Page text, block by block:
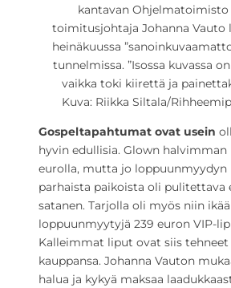
kantavan
toimitusjohtaja Johanna Vauto
heinäkuussa
tunnelmissa. ”Isossa kuvassa
vaikka toki kiirettä ja
Kuva: Riikka Siltala/
Gospeltapahtumat ovat usein
hyvin edullisia. Glown halvimman
eurolla, mutta jo loppuunmyydyn
parhaista paikoista oli pulitettava
satanen. Tarjolla oli myös niin
loppuunmyytyjä 239 euron VIP-
Kalleimmat liput ovat siis
kauppansa. Johanna Vauton
halua ja kykyä maksaa